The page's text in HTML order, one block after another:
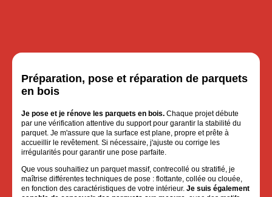
Préparation, pose et réparation de parquets
en bois
Je pose et je rénove les parquets en bois. Chaque projet débute
par une vérification attentive du support pour garantir la stabilité du
parquet. Je m'assure que la surface est plane, propre et prête à
accueillir le revêtement. Si nécessaire, j'ajuste ou corrige les
irrégularités pour garantir une pose parfaite.
Que vous souhaitiez un parquet massif, contrecollé ou stratifié, je
maîtrise différentes techniques de pose : flottante, collée ou clouée,
en fonction des caractéristiques de votre intérieur. Je suis également